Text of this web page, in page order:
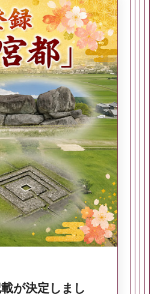
が決定しまし
県広報誌「県民だより奈良」
2026年8月号
奈良県政策集